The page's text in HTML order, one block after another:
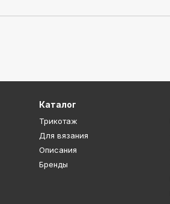
Каталог
Трикотаж
Для вязания
Описания
Бренды